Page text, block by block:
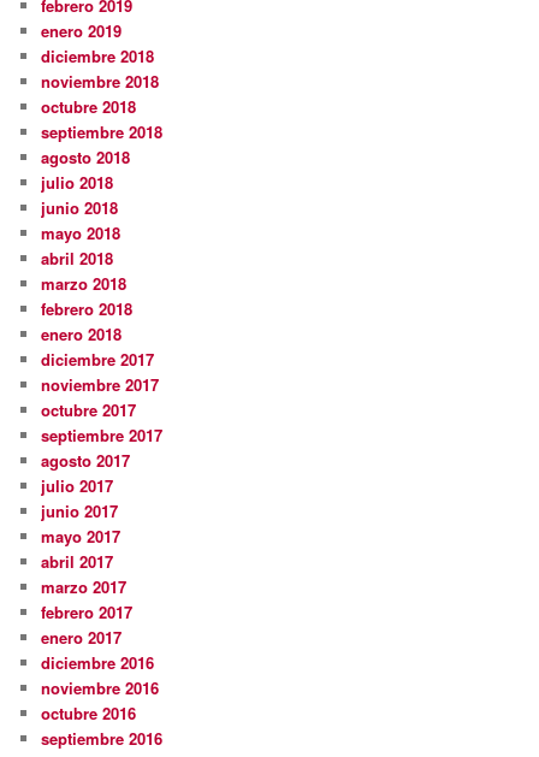
febrero 2019
enero 2019
diciembre 2018
noviembre 2018
octubre 2018
septiembre 2018
agosto 2018
julio 2018
junio 2018
mayo 2018
abril 2018
marzo 2018
febrero 2018
enero 2018
diciembre 2017
noviembre 2017
octubre 2017
septiembre 2017
agosto 2017
julio 2017
junio 2017
mayo 2017
abril 2017
marzo 2017
febrero 2017
enero 2017
diciembre 2016
noviembre 2016
octubre 2016
septiembre 2016